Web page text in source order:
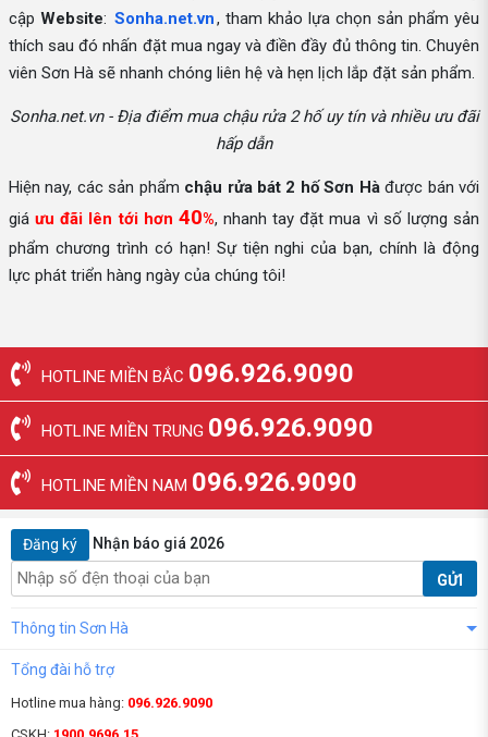
cập Website: Sonha.net.vn, tham khảo lựa chọn sản phẩm yêu
thích sau đó nhấn đặt mua ngay và điền đầy đủ thông tin. Chuyên
viên Sơn Hà sẽ nhanh chóng liên hệ và hẹn lịch lắp đặt sản phẩm.
Sonha.net.vn - Địa điểm mua chậu rửa 2 hố uy tín và nhiều ưu đãi
hấp dẫn
Hiện nay, các sản phẩm chậu rửa bát 2 hố Sơn Hàđược bán với
giáưu đãi lên tới hơn 40%, nhanh tay đặt mua vì số lượng sản
phẩm chương trình có hạn! Sự tiện nghi của bạn, chính là động
lực phát triển hàng ngày của chúng tôi!
HOTLINE MIỀN BẮC 096.926.9090
HOTLINE MIỀN TRUNG 096.926.9090
HOTLINE MIỀN NAM 096.926.9090
Đăng ký Nhận báo giá 2026
GỬI
Thông tin Sơn Hà
Tổng đài hỗ trợ
Hotline mua hàng: 096.926.9090